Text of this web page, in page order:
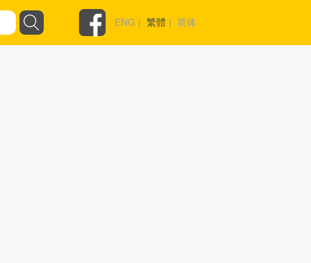
ENG | 繁體 | 简体